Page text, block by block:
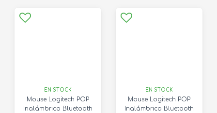
EN STOCK
Mouse Logitech POP
Inalámbrico Bluetooth
EN STOCK
Mouse Logitech POP
Inalámbrico Bluetooth